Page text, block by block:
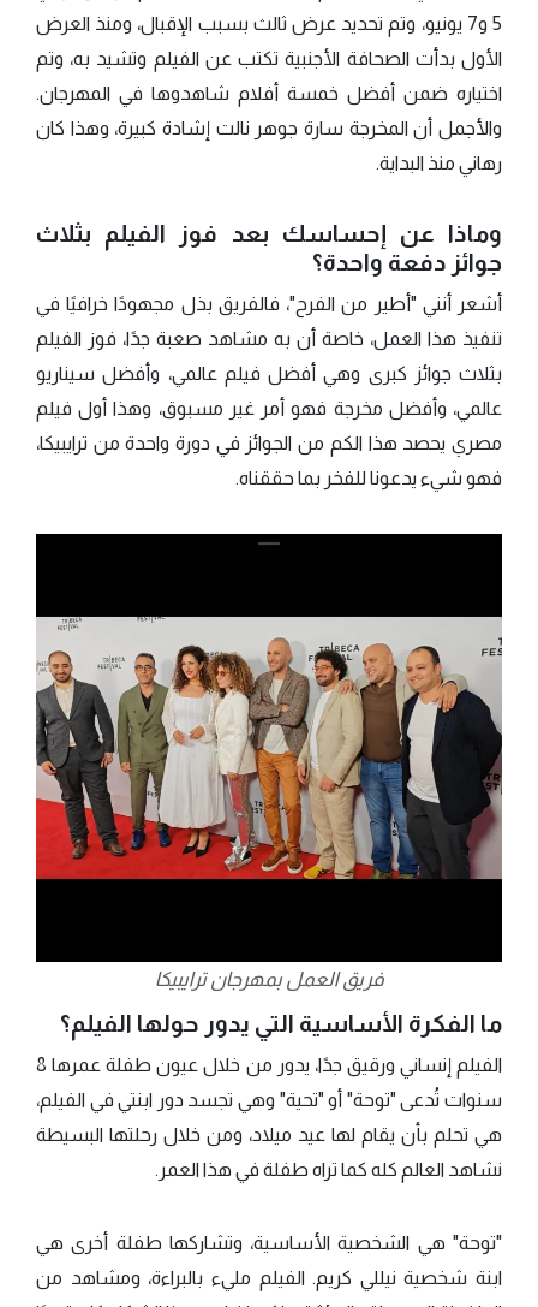
5 و7 يونيو، وتم تحديد عرض ثالث بسبب الإقبال، ومنذ العرض
الأول بدأت الصحافة الأجنبية تكتب عن الفيلم وتشيد به، وتم
اختياره ضمن أفضل خمسة أفلام شاهدوها في المهرجان.
والأجمل أن المخرجة سارة جوهر نالت إشادة كبيرة، وهذا كان
رهاني منذ البداية.
وماذا عن إحساسك بعد فوز الفيلم بثلاث
جوائز دفعة واحدة؟
أشعر أنني "أطير من الفرح"، فالفريق بذل مجهودًا خرافيًا في
تنفيذ هذا العمل، خاصة أن به مشاهد صعبة جدًا، فوز الفيلم
بثلاث جوائز كبرى وهي أفضل فيلم عالمي، وأفضل سيناريو
عالمي، وأفضل مخرجة فهو أمر غير مسبوق، وهذا أول فيلم
مصري يحصد هذا الكم من الجوائز في دورة واحدة من ترايبيكا،
فهو شيء يدعونا للفخر بما حققناه.
فريق العمل بمهرجان ترايبيكا
ما الفكرة الأساسية التي يدور حولها الفيلم؟
الفيلم إنساني ورقيق جدًا، يدور من خلال عيون طفلة عمرها 8
سنوات تُدعى "توحة" أو "تحية" وهي تجسد دور ابنتي في الفيلم،
هي تحلم بأن يقام لها عيد ميلاد، ومن خلال رحلتها البسيطة
نشاهد العالم كله كما تراه طفلة في هذا العمر.
"توحة" هي الشخصية الأساسية، وتشاركها طفلة أخرى هي
ابنة شخصية نيللي كريم. الفيلم مليء بالبراءة، ومشاهد من